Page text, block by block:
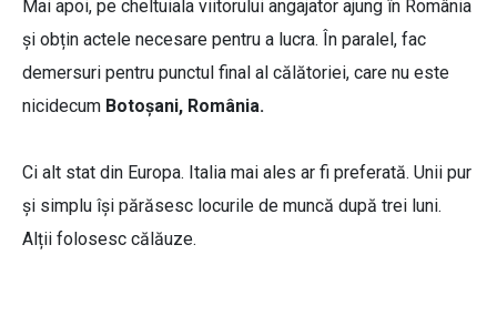
Mai apoi, pe cheltuiala viitorului angajator ajung în România
și obțin actele necesare pentru a lucra. În paralel, fac
demersuri pentru punctul final al călătoriei, care nu este
nicidecum Botoșani, România.
Ci alt stat din Europa. Italia mai ales ar fi preferată. Unii pur
și simplu își părăsesc locurile de muncă după trei luni.
Alții folosesc călăuze.